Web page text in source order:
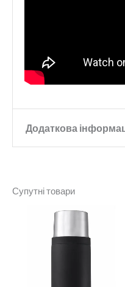
Додаткова
Супутні товари